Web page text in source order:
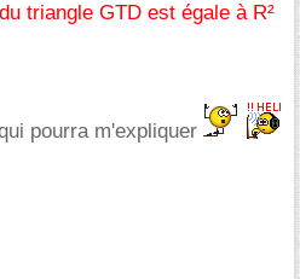
triangle GTD est égale à R²
pourra m'expliquer